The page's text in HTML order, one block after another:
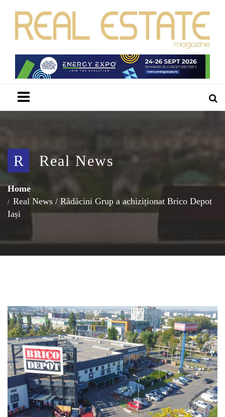
R Real News
Home
Real News / Rădăcini Grup a achiziționat Brico Depot
Iași